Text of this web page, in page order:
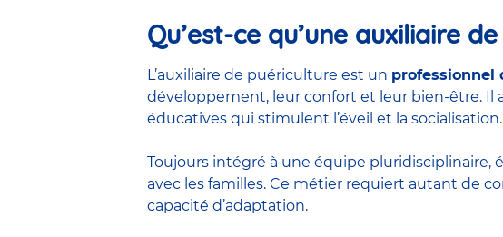
Qu’est-ce qu’une auxiliaire
L’auxiliaire de puériculture est un professionnel
développement, leur confort et leur bien-être. Il
éducatives qui stimulent l’éveil et la socialisation.
Toujours intégré à une équipe pluridisciplinaire,
avec les familles. Ce métier requiert autant de
capacité d’adaptation.